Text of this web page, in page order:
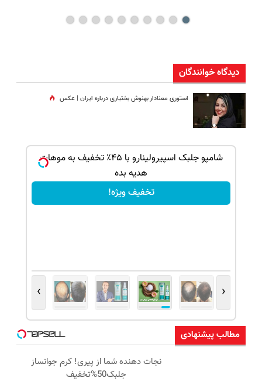
دیدگاه خوانندگان
استوری معنادار بهنوش بختیاری درباره ایران | عکس
شامپو جلبک اسپیرولینارو با ۴۵٪ تخفیف به موهات
هدیه بده
تخفیف ویژه!
‹
›
مطالب پیشنهادی
نجات دهنده شما از پیری! کرم جوانساز
جلبک50%تخفیف